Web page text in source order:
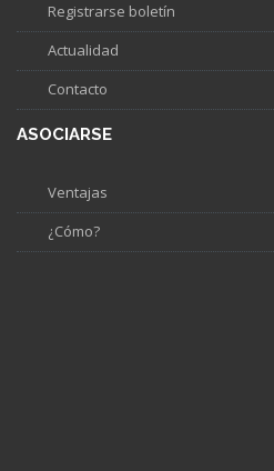
Registrarse boletín
Actualidad
Contacto
ASOCIARSE
Ventajas
¿Cómo?